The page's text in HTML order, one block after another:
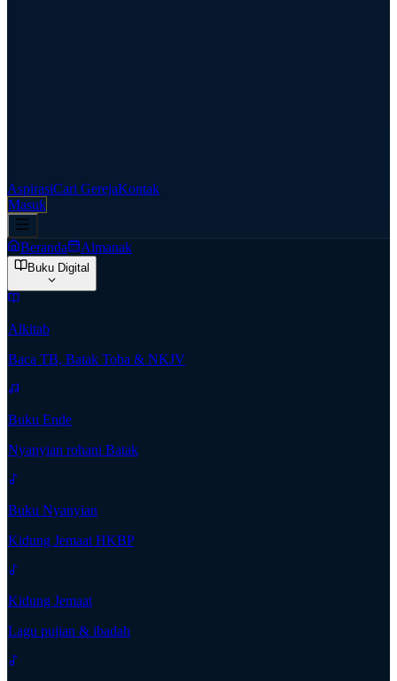
AspirasiCari GerejaKontak
Masuk
Beranda Almanak
Buku Digital
Alkitab
Baca TB, Batak Toba & NKJV
Buku Ende
Nyanyian rohani Batak
Buku Nyanyian
Kidung Jemaat HKBP
Kidung Jemaat
Lagu pujian & ibadah